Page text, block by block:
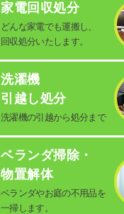
家電回収処分
どんな家電でも運搬し、
回収処分いたします。
洗濯機
引越し処分
洗濯機の引越から処分まで
ベランダ掃除・
物置解体
ベランダやお庭の不用品を
一掃します。